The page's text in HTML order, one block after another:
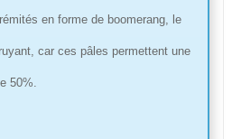
en forme de boomerang, le
car ces pâles permettent une
50%.